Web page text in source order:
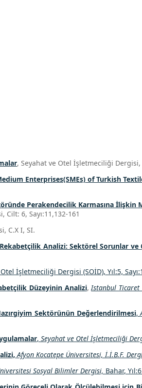
, Seyahat ve Otel İşletmeciliği Dergisi,
Enterprises(SMEs) of Turkish
Perakendecilik Karmasına
6, Sayı:11,132-161
C.X I, SI.
Analizi: Sektörel Sorunlar ve
İşletmeciliği Dergisi (SOİD), Yıl:5,
Düzeyinin Analizi,Istanbul Ticaret
Sektörünün Değerlendirilmesi,
, Seyahat ve Otel İşletmeciliği
Afyon Kocatepe Üniversitesi, İ.İ.B.F.
Sosyal Bilimler Dergisi, Bahar,